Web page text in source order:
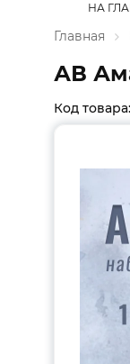
НА
Главная
АВ
Код товара: